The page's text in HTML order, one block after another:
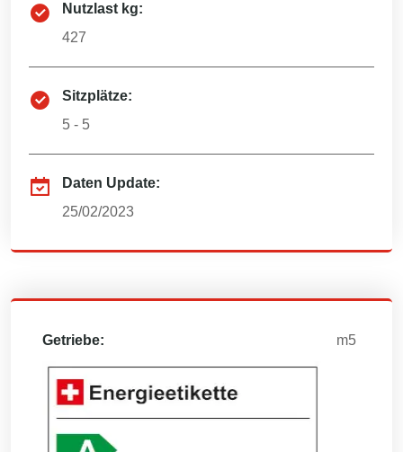
Nutzlast kg:
427
Sitzplätze:
5 - 5
Daten Update:
25/02/2023
Getriebe: m5